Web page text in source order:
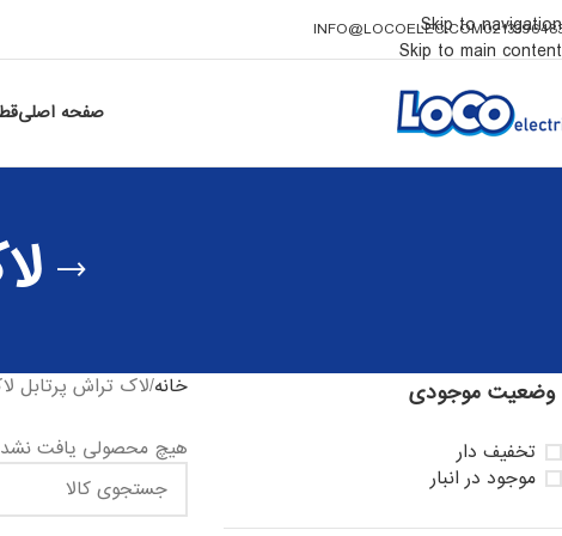
Skip to navigation
Skip to main content
INFO@LOCOELEC.COM
صفحه اصلی
وضعیت موجودی
تخفیف دار
موجود در انبار
خانه لاک تراش پرتابل
هیچ محصولی یافت